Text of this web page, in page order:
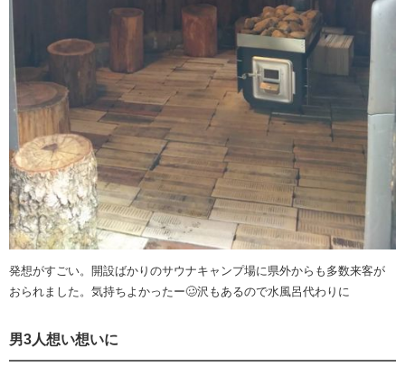
発想がすごい。開設ばかりのサウナキャンプ場に県外からも多数来客が
おられました。気持ちよかったー🥴沢もあるので水風呂代わりに
男3人想い想いに